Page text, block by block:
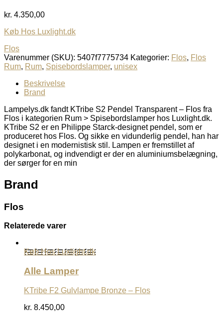
kr. 4.350,00
Køb Hos Luxlight.dk
Flos
Varenummer (SKU): 5407f7775734 Kategorier: Flos, Flos
Rum, Rum, Spisebordslamper, unisex
Beskrivelse
Brand
Lampelys.dk fandt KTribe S2 Pendel Transparent – Flos fra
Flos i kategorien Rum > Spisebordslamper hos Luxlight.dk.
KTribe S2 er en Philippe Starck-designet pendel, som er
produceret hos Flos. Og sikke en vidunderlig pendel, han har
designet i en modernistisk stil. Lampen er fremstillet af
polykarbonat, og indvendigt er der en aluminiumsbelægning,
der sørger for en min
Brand
Flos
Relaterede varer
Køb Hos Luxlight.dk
Alle Lamper
KTribe F2 Gulvlampe Bronze – Flos
kr. 8.450,00